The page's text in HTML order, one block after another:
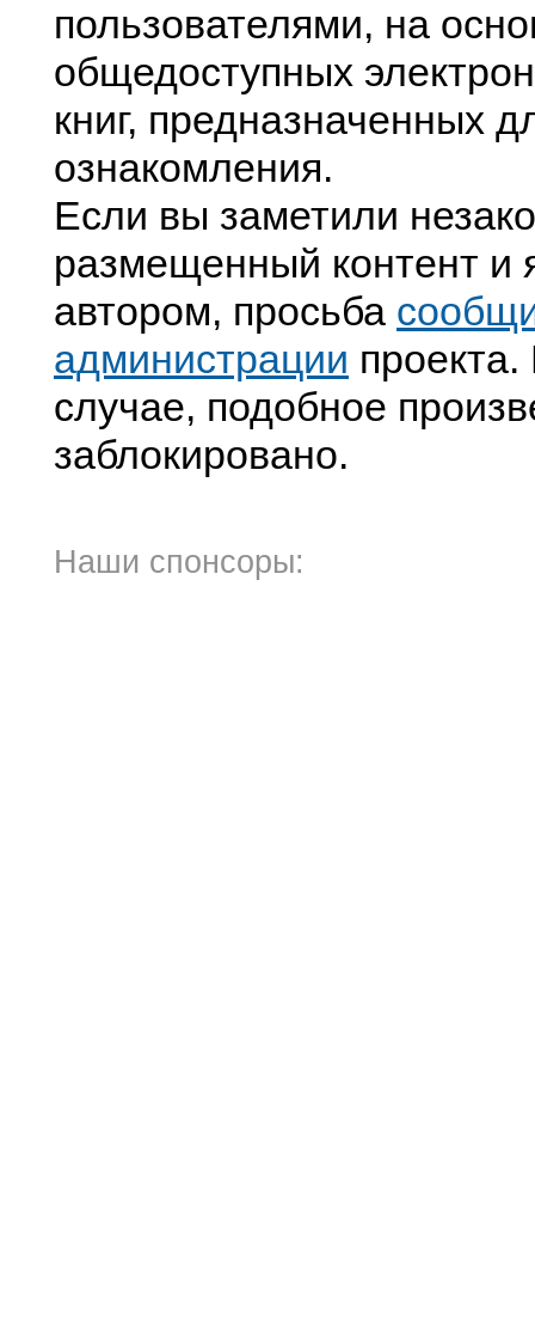
пользователями, на
общедоступных
книг, предназначенных
ознакомления.
Если вы заметили
размещенный контент и
автором, просьба
администрации
случае, подобное
заблокировано.
Наши спонсоры: